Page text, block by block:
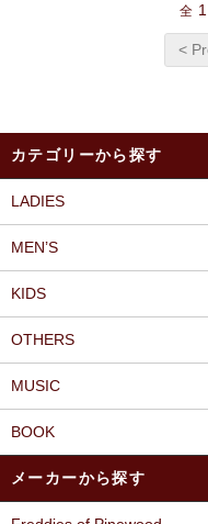
全 1
<
カテゴリーから探す
LADIES
MEN’S
KIDS
OTHERS
MUSIC
BOOK
メーカーから探す